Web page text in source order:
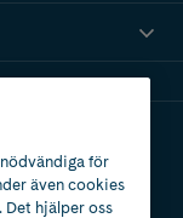
för
även cookies
hjälper oss